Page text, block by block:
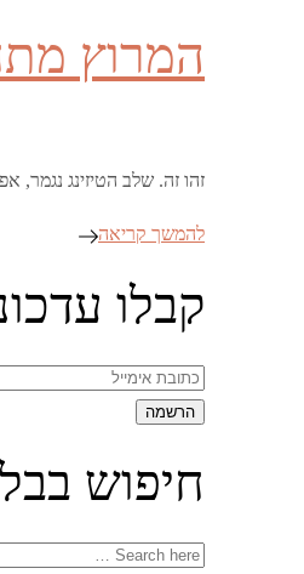
המרוץ
זהו זה. שלב הטיזינג
להמשך קריאה
קבלו
חיפוש
Search